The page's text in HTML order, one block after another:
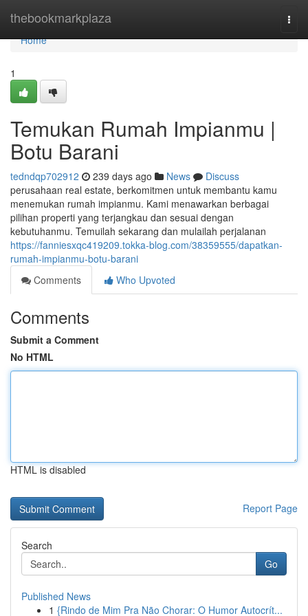
thebookmarkplaza
Home
Home
1
Temukan Rumah Impianmu |
Botu Barani
tedndqp702912 239 days ago News
Discuss
perusahaan real estate, berkomitmen untuk membantu kamu
menemukan rumah impianmu. Kami menawarkan berbagai
pilihan properti yang terjangkau dan sesuai dengan
kebutuhanmu. Temuilah sekarang dan mulailah perjalanan
https://fanniesxqc419209.tokka-blog.com/38359555/dapatkan-
rumah-impianmu-botu-barani
Comments
Who Upvoted
Comments
Submit a Comment
No HTML
HTML is disabled
Report Page
Search
Go
Published News
1 {Rindo de Mim Pra Não Chorar: O Humor Autocrít...